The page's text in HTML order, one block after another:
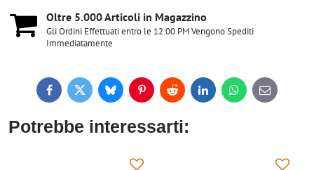
Oltre 5​.000 Articoli in Magazzino
Gli Ordini Effettuati entro le 12:00 PM Vengono Spediti
Immediatamente
FacebookTwitterBlueskyPinterestReddit LinkedInWhatsApp
E-
mail
Potrebbe interessarti: